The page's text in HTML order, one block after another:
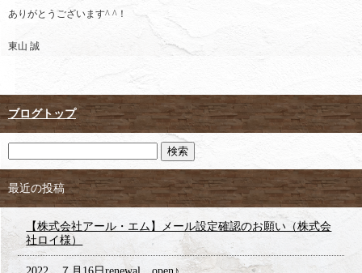
ありがとうございます^ ^！
東山 誠
ブログトップ
最近の投稿
【株式会社アール・エム】メール設定確認のお願い（株式会
社ロイ様）